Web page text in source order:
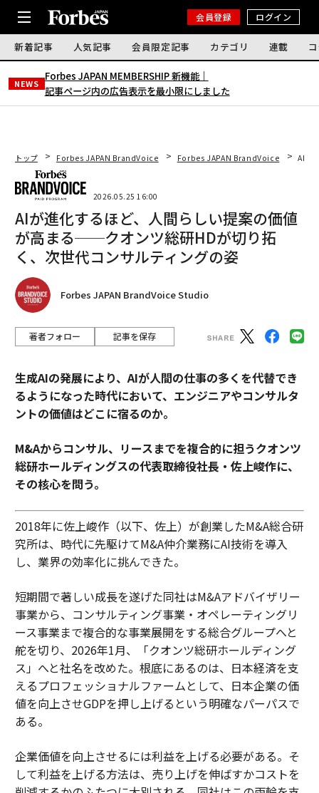
会員登録 ログイン
新着記事 人気記事 会員限定記事 カテゴリ 連載
NEWS
Forbes JAPAN MEMBERSHIP 新機能｜
記事ページ内の広告表示を最小限にしました
トップ Forbes JAPAN BrandVoice Forbes JAPAN BrandVoice AIが
2026.05.25 16:00
AIが進化するほど、人間らしい提案の価値
が高まる──クオンツ総研HDが切り拓
く、次世代コンサルティングの姿
Forbes JAPAN BrandVoice Studio
著者フォロー 記事を保存
生成AIの発展により、AIが人間の仕事の多くを代替でき
るようになった時代において、エンジニアやコンサルタ
ントの価値はどこに宿るのか。
M&Aからコンサル、リースまでを複合的に担うクオンツ
総研ホールディングスの代表取締役社長・佐上峻作に、
その核心を問う。
2018年に佐上峻作（以下、佐上）が創業したM&A総合研
究所は、時代に先駆けてM&A仲介業務にAI技術を導入
し、業界の効率化に挑んできた。
短期間で著しい成長を遂げた同社はM&Aアドバイザリー
事業から、コンサルティング事業・オペレーティングリ
ース事業まで複合的な事業展開をする総合グループへと
舵を切り、2026年1月、「クオンツ総研ホールディング
ス」へと社名を改めた。根底にあるのは、日本経済を支
えるプロフェッショナルファームとして、日本企業の価
値を向上させGDPを押し上げるという明確なパーパスで
ある。
企業価値を向上させるには利益を上げる必要がある。そ
して利益を上げる方法は、売り上げを伸ばすかコストを